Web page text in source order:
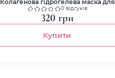
Колагенова гідрогелева маска для
глибокого зволоження
0 відгуків
320 грн
Купити